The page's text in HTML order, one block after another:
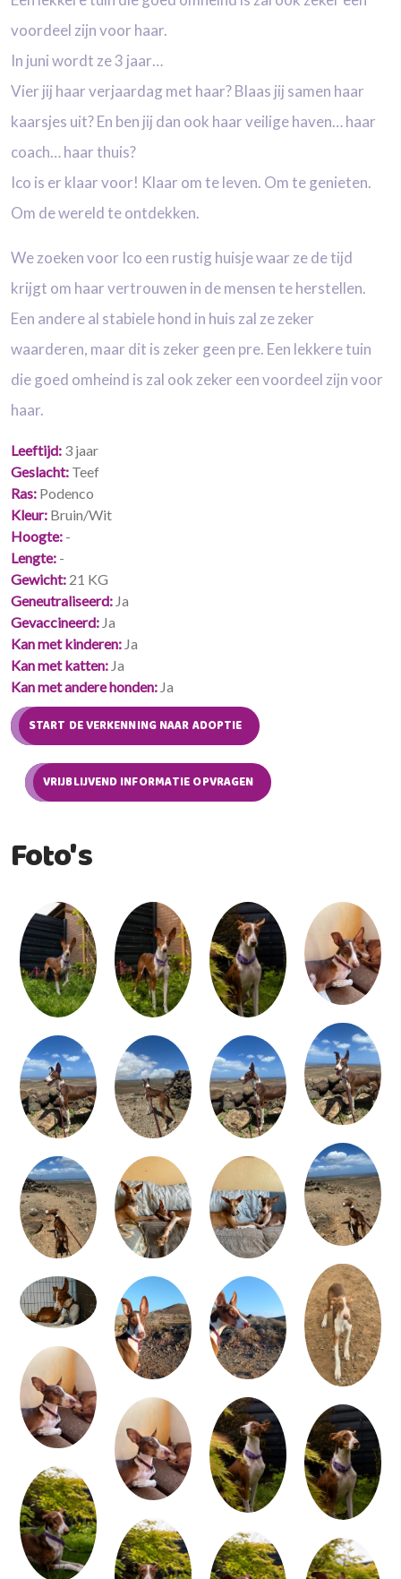
voordeel zijn voor haar.
In juni wordt ze 3 jaar…
Vier jij haar verjaardag met haar? Blaas jij samen haar
kaarsjes uit? En ben jij dan ook haar veilige haven… haar
coach… haar thuis?
Ico is er klaar voor! Klaar om te leven. Om te genieten.
Om de wereld te ontdekken.
We zoeken voor Ico een rustig huisje waar ze de tijd
krijgt om haar vertrouwen in de mensen te herstellen.
Een andere al stabiele hond in huis zal ze zeker
waarderen, maar dit is zeker geen pre. Een lekkere tuin
die goed omheind is zal ook zeker een voordeel zijn voor
haar.
Leeftijd 3 jaar
Geslacht Teef
Ras Podenco
Kleur Bruin/Wit
Hoogte -
Lengte -
Gewicht 21 KG
Geneutraliseerd Ja
Gevaccineerd Ja
Kan met kinderen Ja
Kan met katten Ja
Kan met andere honden Ja
START DE VERKENNING NAAR ADOPTIE
VRIJBLIJVEND INFORMATIE OPVRAGEN
Foto's